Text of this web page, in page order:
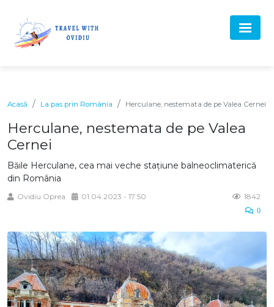
Acasă La pas prin România Herculane, nestemata de pe Valea Cernei
Herculane, nestemata de pe Valea
Cernei
Băile Herculane, cea mai veche stațiune balneoclimaterică
din România
Ovidiu Oprea 01.04.2023 - 17:50 1842
0